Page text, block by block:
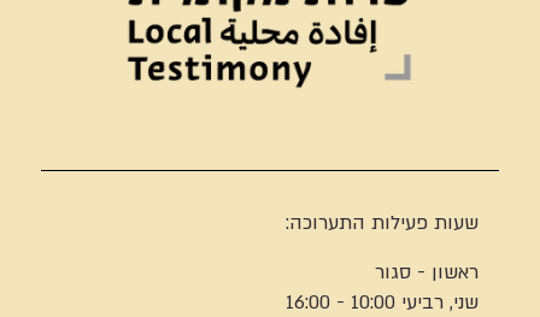
שעות פעילות התערוכה:
ראשון - סגור
שני, רביעי 10:00 - 16:00